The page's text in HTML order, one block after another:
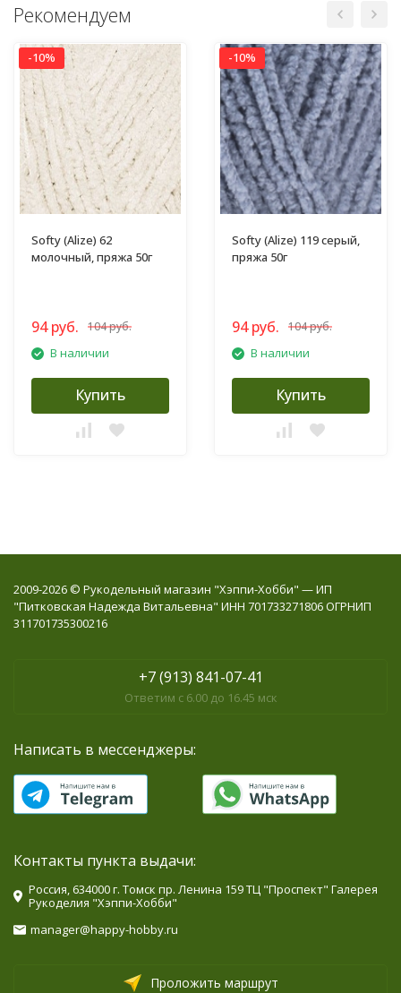
Рекомендуем
-10%
Softy (Alize) 62
молочный, пряжа 50г
94 руб. 104 руб.
В наличии
Купить
-10%
Softy (Alize) 119 серый,
пряжа 50г
94 руб. 104 руб.
В наличии
Купить
2009-2026 © Рукодельный магазин "Хэппи-Хобби" — ИП
"Питковская Надежда Витальевна" ИНН 701733271806 ОГРНИП
311701735300216
+7 (913) 841-07-41
Ответим с 6.00 до 16.45 мск
Написать в мессенджеры:
Контакты пункта выдачи:
Россия, 634000 г. Томск пр. Ленина 159 ТЦ "Проспект" Галерея
Рукоделия "Хэппи-Хобби"
manager@happy-hobby.ru
Проложить маршрут